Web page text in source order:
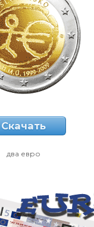
Скачать
два евро